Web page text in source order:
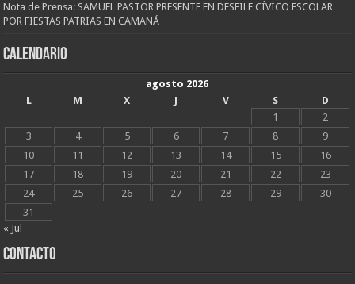
Nota de Prensa: SAMUEL PASTOR PRESENTE EN DESFILE CÍVICO ESCOLAR
POR FIESTAS PATRIAS EN CAMANÁ
CALENDARIO
agosto 2026
L
M X J V S
D
1
2
3
4 5 6 7 8
9
10
11 12 13 14 15
16
17
18 19 20 21 22
23
24
25 26 27 28 29
30
31
« Jul
CONTACTO